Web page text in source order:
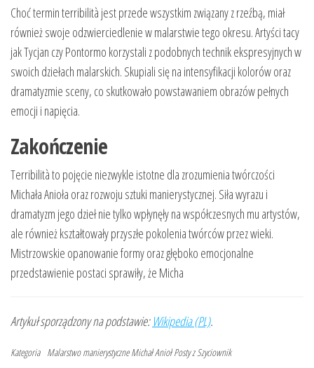
Choć termin terribilità jest przede wszystkim związany z rzeźbą, miał
również swoje odzwierciedlenie w malarstwie tego okresu. Artyści tacy
jak Tycjan czy Pontormo korzystali z podobnych technik ekspresyjnych w
swoich dziełach malarskich. Skupiali się na intensyfikacji kolorów oraz
dramatyzmie sceny, co skutkowało powstawaniem obrazów pełnych
emocji i napięcia.
Zakończenie
Terribilità to pojęcie niezwykle istotne dla zrozumienia twórczości
Michała Anioła oraz rozwoju sztuki manierystycznej. Siła wyrazu i
dramatyzm jego dzieł nie tylko wpłynęły na współczesnych mu artystów,
ale również kształtowały przyszłe pokolenia twórców przez wieki.
Mistrzowskie opanowanie formy oraz głęboko emocjonalne
przedstawienie postaci sprawiły, że Micha
Artykuł sporządzony na podstawie:Wikipedia (PL).
Kategoria Malarstwo manierystyczne Michał Anioł Posty z Szyciownik